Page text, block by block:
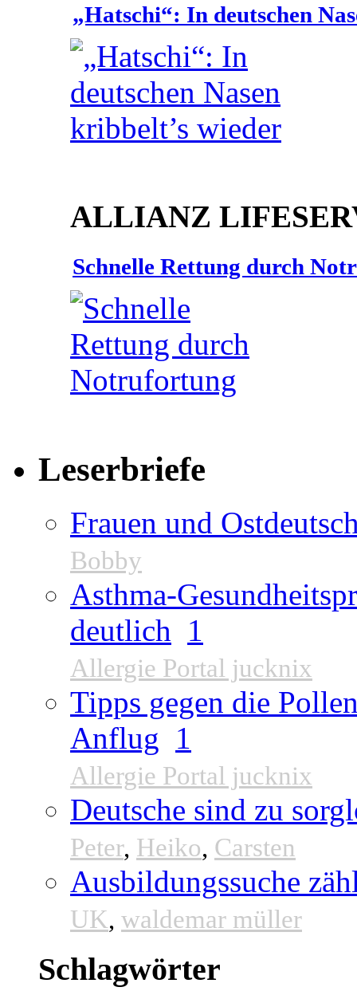
„Hatschi“: In deutschen
ALLIANZ
Schnelle Rettung durch
Leserbriefe
Frauen und
Bobby
Asthma-
deutlich 1
Allergie Portal jucknix
Tipps gegen die
Anflug 1
Allergie Portal jucknix
Deutsche sind zu
Peter, Heiko, Carsten
Ausbildungssuche
UK, waldemar müller
Schlagwörter